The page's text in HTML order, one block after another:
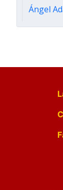
Ángel